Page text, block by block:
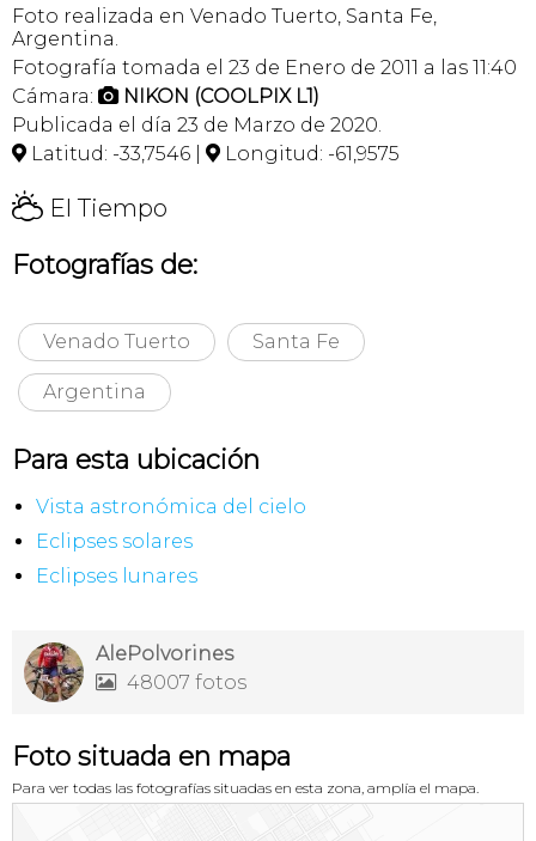
Foto realizada en Venado Tuerto, Santa Fe,
Argentina.
Fotografía tomada el 23 de Enero de 2011 a las 11:40
Cámara:  NIKON (COOLPIX L1)
Publicada el día 23 de Marzo de 2020.
 Latitud: -33,7546 |  Longitud: -61,9575
H El Tiempo
Fotografías de:
Venado Tuerto Santa Fe
Argentina
Para esta ubicación
Vista astronómica del cielo
Eclipses solares
Eclipses lunares
AlePolvorines
 48007 fotos
Foto situada en mapa
Para ver todas las fotografías situadas en esta zona, amplía el mapa.